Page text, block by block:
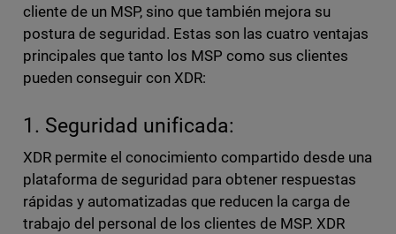
cliente de un MSP, sino que también mejora su
postura de seguridad. Estas son las cuatro ventajas
principales que tanto los MSP como sus clientes
pueden conseguir con XDR:
1. Seguridad unificada:
XDR permite el conocimiento compartido desde una
plataforma de seguridad para obtener respuestas
rápidas y automatizadas que reducen la carga de
trabajo del personal de los clientes de MSP. XDR